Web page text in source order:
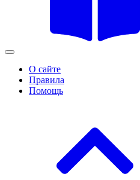
О сайте
Правила
Помощь